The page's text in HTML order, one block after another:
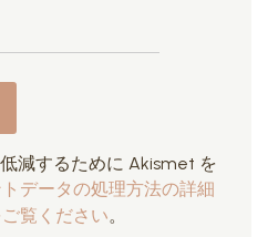
減するために Akismet を
データの処理方法の詳細
覧ください。